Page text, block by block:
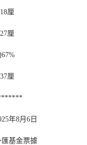
厘
厘
厘
年8月6日
匯基金票據